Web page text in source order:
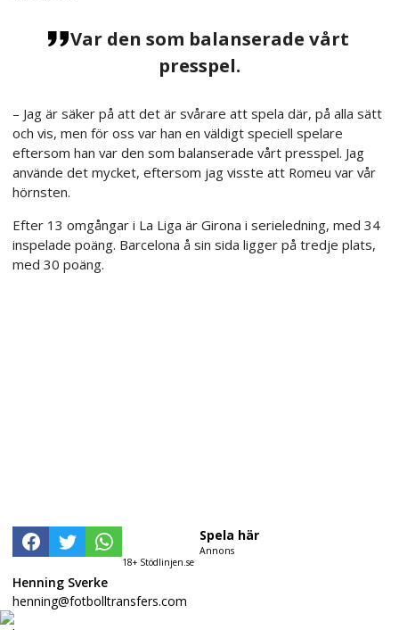
Var den som balanserade vårt
presspel.
– Jag är säker på att det är svårare att spela där, på alla sätt
och vis, men för oss var han en väldigt speciell spelare
eftersom han var den som balanserade vårt presspel. Jag
använde det mycket, eftersom jag visste att Romeu var vår
hörnsten.
Efter 13 omgångar i La Liga är Girona i serieledning, med 34
inspelade poäng. Barcelona å sin sida ligger på tredje plats,
med 30 poäng.
18+ Stödlinjen.se
Spela här
Annons
Henning Sverke
henning@fotbolltransfers.com